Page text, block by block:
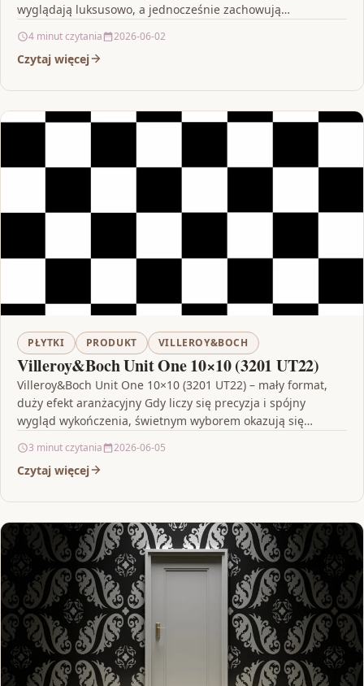
wyglądają luksusowo, a jednocześnie zachowują
4 minut czytania 2026-06-02
Czytaj więcej
PŁYTKI PRODUKT VILLEROY&BOCH
Villeroy&Boch Unit One 10×10 (3201 UT22)
Villeroy&Boch Unit One 10×10 (3201 UT22) – mały format,
duży efekt aranżacyjny Gdy liczy się precyzja i spójny
wygląd wykończenia, świetnym wyborem okazują się…
3 minut czytania 2026-06-05
Czytaj więcej